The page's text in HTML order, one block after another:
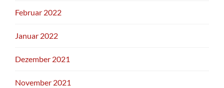
Februar 2022
Januar 2022
Dezember 2021
November 2021